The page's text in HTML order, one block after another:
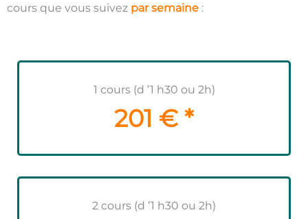
cours que vous suivez par semaine :
1 cours (d ’1 h30 ou 2h)
201 € *
2 cours (d ’1 h30 ou 2h)